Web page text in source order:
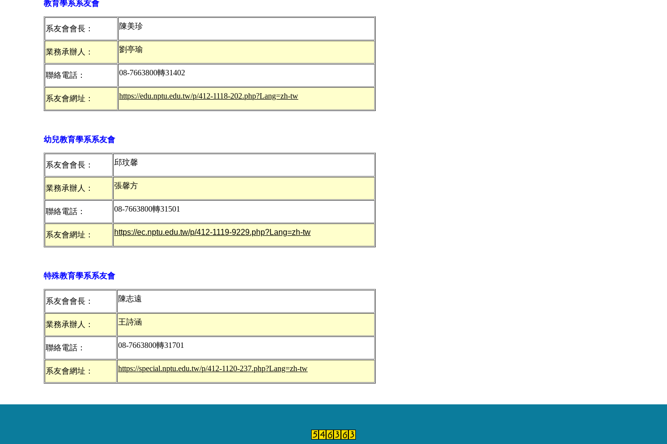
教育學系系友會
系友會會長： 陳美珍
業務承辦人： 劉亭瑜
聯絡電話： 08-7663800轉31402
系友會網址： https://edu.nptu.edu.tw/p/412-1118-202.php?Lang=zh-tw
幼兒教育學系系友會
系友會會長： 邱玟馨
業務承辦人： 張馨方
聯絡電話： 08-7663800轉31501
系友會網址： https://ec.nptu.edu.tw/p/412-1119-9229.php?Lang=zh-tw
特殊教育學系系友會
系友會會長： 陳志遠
業務承辦人： 王詩涵
聯絡電話： 08-7663800轉31701
系友會網址： https://special.nptu.edu.tw/p/412-1120-237.php?Lang=zh-tw